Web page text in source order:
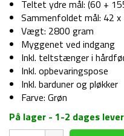
Teltet ydre mål: (60 +
Sammenfoldet mål: 42
Vægt: 2800 gram
Myggenet ved indgang
Inkl. teltstænger i
Inkl. opbevaringspose
Inkl. barduner og pløkker
Farve: Grøn
På lager - 1-2 dages